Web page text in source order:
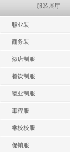
服装展厅
职业装
商务装
酒店制服
餐饮制服
物业制服
工程服
学校校服
促销服